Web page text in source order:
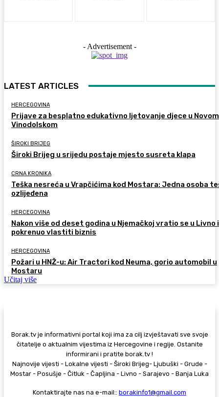
- Advertisement -
LATEST ARTICLES
HERCEGOVINA
Prijave za besplatno edukativno ljetovanje djece u Novom
Vinodolskom
ŠIROKI BRIJEG
Široki Brijeg u srijedu postaje mjesto susreta klapa
CRNA KRONIKA
Teška nesreća u Vrapčićima kod Mostara: Jedna osoba
ozlijeđena
HERCEGOVINA
Nakon više od deset godina u Njemačkoj vratio se u Livno i
pokrenuo vlastiti biznis
HERCEGOVINA
Požari u HNŽ-u: Air Tractori kod Neuma, gorio automobil u
Mostaru
Učitaj više
Borak.tv je informativni portal koji ima za cilj izvještavati sve svoje
čitatelje o aktualnim vijestima iz Hercegovine i regije. Ostanite
informirani i pratite borak.tv !
Najnovije vijesti - Lokalne vijesti - Široki Brijeg- Ljubuški - Grude -
Mostar - Posušje - Čitluk - Čapljina - Livno - Sarajevo - Banja Luka
Kontaktirajte nas na e-mail:: borakinfo1@gmail.com